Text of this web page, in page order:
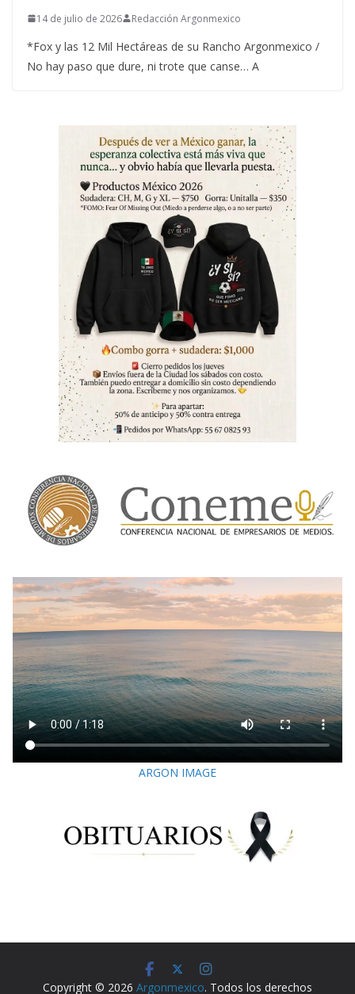
14 de julio de 2026 Redacción Argonmexico
*Fox y las 12 Mil Hectáreas de su Rancho Argonmexico /
No hay paso que dure, ni trote que canse… A
ARGON IMAGE
Copyright © 2026 Argonmexico. Todos los derechos